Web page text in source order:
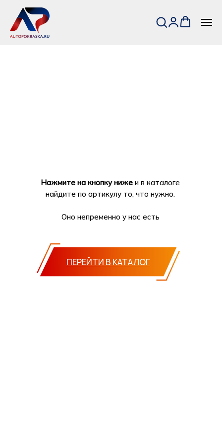
ПЕРЕЙТИ В КАТАЛОГ
Нажмите на кнопку ниже и в каталоге
найдите по артикулу то, что нужно.
Оно непременно у нас есть